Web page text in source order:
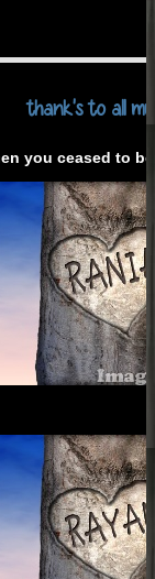
thank's to all
you ceased to